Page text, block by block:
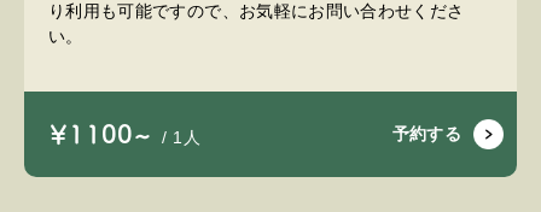
り利用も可能ですので、お気軽にお問い合わせくださ
い。
￥1100~ / 1人 予約する